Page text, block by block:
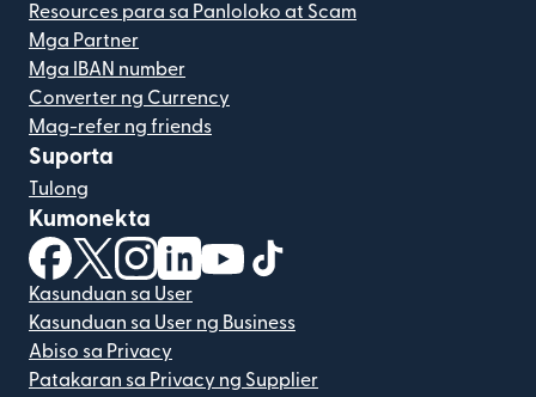
Resources para sa Panloloko at Scam
Mga Partner
Mga IBAN number
Converter ng Currency
Mag-refer ng friends
Suporta
Tulong
Kumonekta
(bubukas sa bagong window)
(bubukas sa bagong window)
(bubukas sa bagong window)
(bubukas sa bagong window)
(bubukas sa bagong window)
Kasunduan sa User
Kasunduan sa User ng Business
Abiso sa Privacy
Patakaran sa Privacy ng Supplier